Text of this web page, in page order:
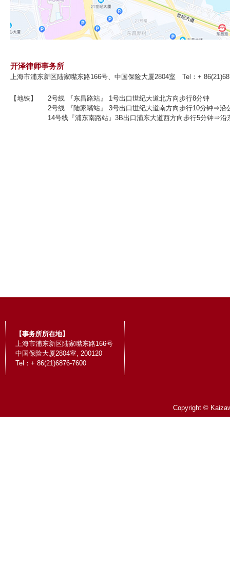
开泽律师事务所
上海市浦东新区陆家嘴东路166号、中国保险大厦2804室 Tel：+
【地铁】
2号线 『东昌路站』 1号出口世纪大道北方向步行8分钟
2号线 『陆家嘴站』 3号出口世纪大道南方向步行10分钟⇒沿
14号线『浦东南路站』3B出口浦东大道西方向步行5分钟⇒沿
【事务所所在地】
上海市浦东新区陆家嘴东路166号
中国保险大厦2804室, 200120
Tel：+ 86(21)6876-7600
Copyright ©